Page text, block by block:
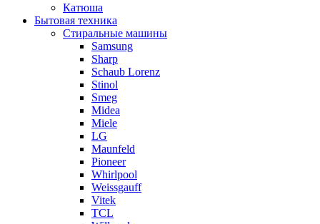
Катюша
Бытовая техника
Стиральные машины
Samsung
Sharp
Schaub Lorenz
Stinol
Smeg
Midea
Miele
LG
Maunfeld
Pioneer
Whirlpool
Weissgauff
Vitek
TCL